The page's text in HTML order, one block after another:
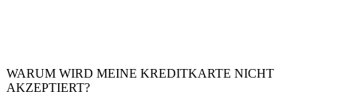
WARUM WIRD MEINE KREDITKARTE NICHT
AKZEPTIERT?